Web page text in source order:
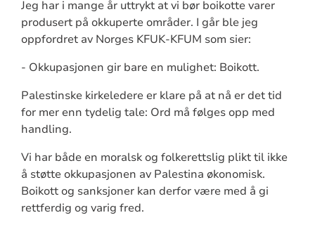
Jeg har i mange år uttrykt at vi bør boikotte varer
produsert på okkuperte områder. I går ble jeg
oppfordret av Norges KFUK-KFUM som sier:
- Okkupasjonen gir bare en mulighet: Boikott.
Palestinske kirkeledere er klare på at nå er det tid
for mer enn tydelig tale: Ord må følges opp med
handling.
Vi har både en moralsk og folkerettslig plikt til ikke
å støtte okkupasjonen av Palestina økonomisk.
Boikott og sanksjoner kan derfor være med å gi
rettferdig og varig fred.